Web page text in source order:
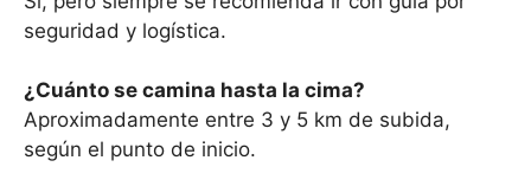
seguridad y logística.
¿Cuánto se camina hasta la cima?
Aproximadamente entre 3 y 5 km de subida,
según el punto de inicio.